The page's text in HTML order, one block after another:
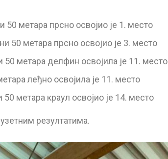
метара прсно освојио је 1. место
50 метара прсно освојио је 3. место
метара делфин освојила је 11. место
леђно освојила је 11. место
метара краул освојио је 14. место
резултатима.